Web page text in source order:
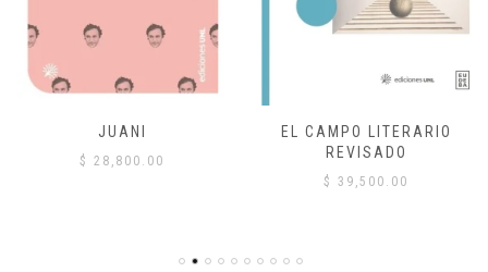
JUANI
$ 28,800.00
EL CAMPO LITERARIO
REVISADO
$ 39,500.00